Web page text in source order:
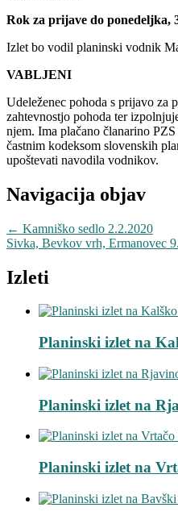
Rok za prijave do ponedeljka,
Izlet bo vodil planinski vodnik
VABLJENI
Udeleženec pohoda s prijavo za
zahtevnostjo pohoda ter
njem. Ima plačano članarino
častnim kodeksom slovenskih
upoštevati navodila vodnikov.
Navigacija objav
← Kamniško sedlo 2.2.2020
Sivka, Bevkov vrh, Ermanovec
Izleti
Planinski izlet na
Planinski izlet na
Planinski izlet na